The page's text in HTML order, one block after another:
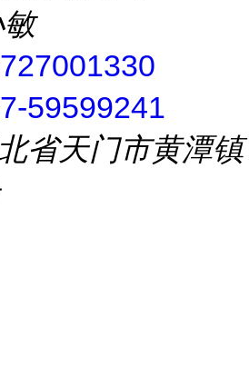
59599241
省天门市黄潭镇